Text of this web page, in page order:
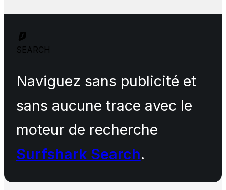
SEARCH
Naviguez sans publicité et
sans aucune trace avec le
moteur de recherche
Surfshark Search.